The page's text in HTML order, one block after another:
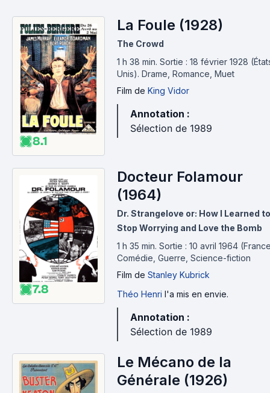
8.1
La Foule (1928)
The Crowd
1 h 38 min. Sortie : 18 février 1928
Unis). Drame, Romance, Muet
Film de King Vidor
Annotation :
Sélection de 1989
7.8
Docteur Folamour
(1964)
Dr. Strangelove or: How I Learned to
Stop Worrying and Love the Bomb
1 h 35 min. Sortie : 10 avril 1964
Comédie, Guerre, Science-fiction
Film de Stanley Kubrick
Théo Henri l'a mis en envie.
Annotation :
Sélection de 1989
Le Mécano de la
Générale (1926)